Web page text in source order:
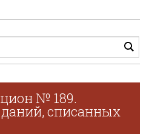
№ 189.
списанных